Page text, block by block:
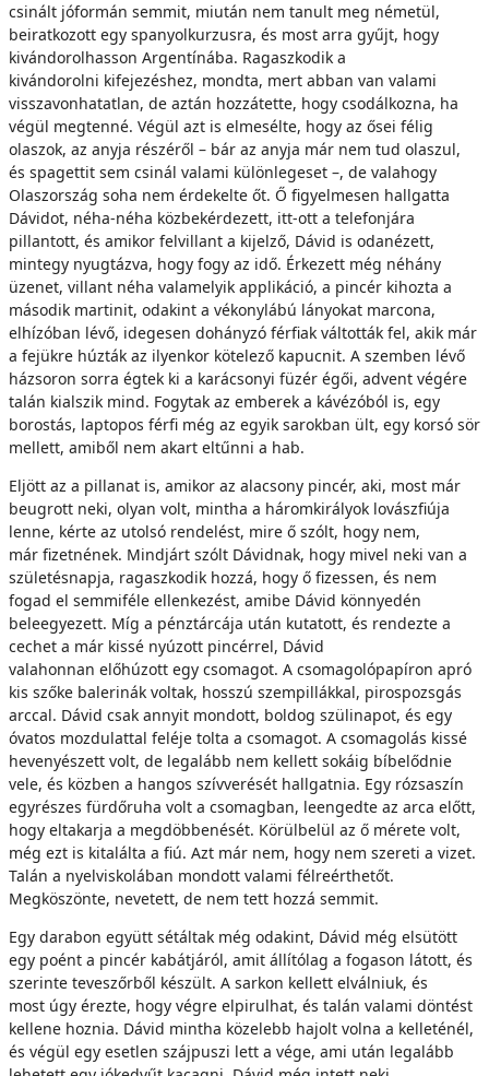
csinált jóformán semmit, miután nem tanult meg németül,
beiratkozott egy spanyolkurzusra, és most arra gyűjt, hogy
kivándorolhasson Argentínába. Ragaszkodik a
kivándorolni kifejezéshez, mondta, mert abban van valami
visszavonhatatlan, de aztán hozzátette, hogy csodálkozna, ha
végül megtenné. Végül azt is elmesélte, hogy az ősei félig
olaszok, az anyja részéről – bár az anyja már nem tud olaszul,
és spagettit sem csinál valami különlegeset –, de valahogy
Olaszország soha nem érdekelte őt. Ő figyelmesen hallgatta
Dávidot, néha-néha közbekérdezett, itt-ott a telefonjára
pillantott, és amikor felvillant a kijelző, Dávid is odanézett,
mintegy nyugtázva, hogy fogy az idő. Érkezett még néhány
üzenet, villant néha valamelyik applikáció, a pincér kihozta a
második martinit, odakint a vékonylábú lányokat marcona,
elhízóban lévő, idegesen dohányzó férfiak váltották fel, akik már
a fejükre húzták az ilyenkor kötelező kapucnit. A szemben lévő
házsoron sorra égtek ki a karácsonyi füzér égői, advent végére
talán kialszik mind. Fogytak az emberek a kávézóból is, egy
borostás, laptopos férfi még az egyik sarokban ült, egy korsó sör
mellett, amiből nem akart eltűnni a hab.
Eljött az a pillanat is, amikor az alacsony pincér, aki, most már
beugrott neki, olyan volt, mintha a háromkirályok lovászfiúja
lenne, kérte az utolsó rendelést, mire ő szólt, hogy nem,
már fizetnének. Mindjárt szólt Dávidnak, hogy mivel neki van a
születésnapja, ragaszkodik hozzá, hogy ő fizessen, és nem
fogad el semmiféle ellenkezést, amibe Dávid könnyedén
beleegyezett. Míg a pénztárcája után kutatott, és rendezte a
cechet a már kissé nyúzott pincérrel, Dávid
valahonnan előhúzott egy csomagot. A csomagolópapíron apró
kis szőke balerinák voltak, hosszú szempillákkal, pirospozsgás
arccal. Dávid csak annyit mondott, boldog szülinapot, és egy
óvatos mozdulattal feléje tolta a csomagot. A csomagolás kissé
hevenyészett volt, de legalább nem kellett sokáig bíbelődnie
vele, és közben a hangos szívverését hallgatnia. Egy rózsaszín
egyrészes fürdőruha volt a csomagban, leengedte az arca előtt,
hogy eltakarja a megdöbbenését. Körülbelül az ő mérete volt,
még ezt is kitalálta a fiú. Azt már nem, hogy nem szereti a vizet.
Talán a nyelviskolában mondott valami félreérthetőt.
Megköszönte, nevetett, de nem tett hozzá semmit.
Egy darabon együtt sétáltak még odakint, Dávid még elsütött
egy poént a pincér kabátjáról, amit állítólag a fogason látott, és
szerinte teveszőrből készült. A sarkon kellett elválniuk, és
most úgy érezte, hogy végre elpirulhat, és talán valami döntést
kellene hoznia. Dávid mintha közelebb hajolt volna a kelleténél,
és végül egy esetlen szájpuszi lett a vége, ami után legalább